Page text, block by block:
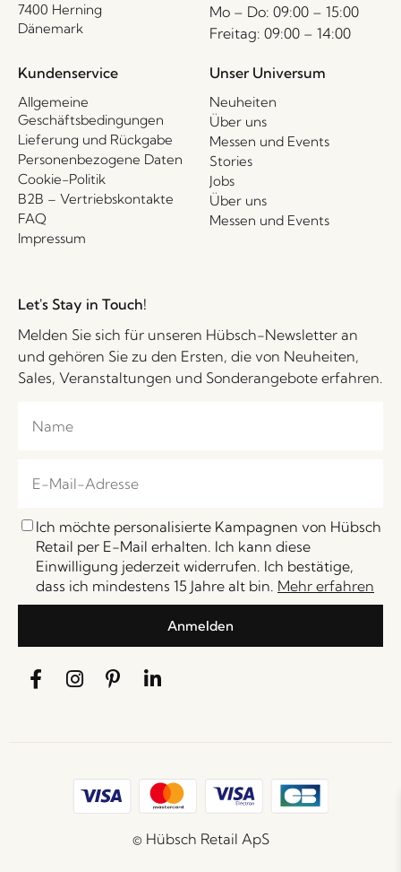
7400 Herning
Dänemark
Mo – Do: 09:00 – 15:00
Freitag: 09:00 – 14:00
Kundenservice
Allgemeine
Geschäftsbedingungen
Lieferung und Rückgabe
Personenbezogene Daten
Cookie-Politik
B2B – Vertriebskontakte
FAQ
Impressum
Unser Universum
Neuheiten
Über uns
Messen und Events
Stories
Jobs
Über uns
Messen und Events
Let's Stay in Touch!
Melden Sie sich für unseren Hübsch-Newsletter an
und gehören Sie zu den Ersten, die von Neuheiten,
Sales, Veranstaltungen und Sonderangebote erfahren.
Ich möchte personalisierte Kampagnen von Hübsch
Retail per E-Mail erhalten. Ich kann diese
Einwilligung jederzeit widerrufen. Ich bestätige,
dass ich mindestens 15 Jahre alt bin. Mehr erfahren
Anmelden
© Hübsch Retail ApS